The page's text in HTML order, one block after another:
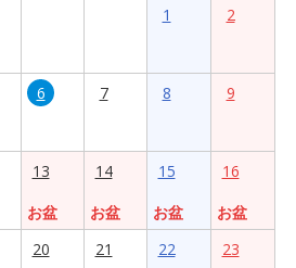
1 2
6 7 8 9
13
お盆
14
お盆
15
お盆
16
お盆
20 21 22 23